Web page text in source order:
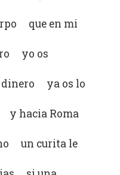
que en mi
yo os
dinero ya os lo
y hacia Roma
un curita le